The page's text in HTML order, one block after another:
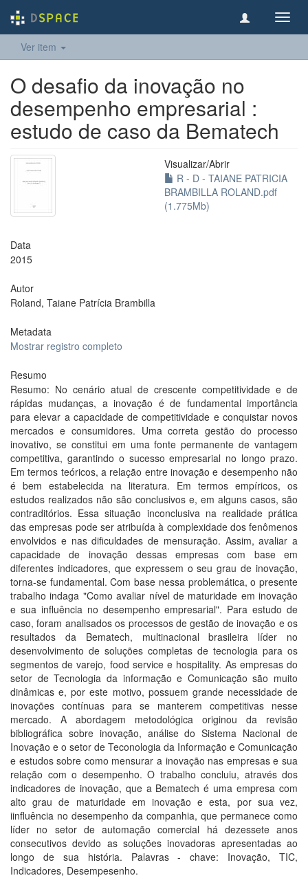
Ver item
O desafio da inovação no
desempenho empresarial :
estudo de caso da Bematech
Visualizar/Abrir
R - D - TAIANE PATRICIA
BRAMBILLA ROLAND.pdf
(1.775Mb)
Data
2015
Autor
Roland, Taiane Patrícia Brambilla
Metadata
Mostrar registro completo
Resumo
Resumo: No cenário atual de crescente competitividade e de
rápidas mudanças, a inovação é de fundamental importância
para elevar a capacidade de competitividade e conquistar novos
mercados e consumidores. Uma correta gestão do processo
inovativo, se constitui em uma fonte permanente de vantagem
competitiva, garantindo o sucesso empresarial no longo prazo.
Em termos teóricos, a relação entre inovação e desempenho não
é bem estabelecida na literatura. Em termos empíricos, os
estudos realizados não são conclusivos e, em alguns casos, são
contraditórios. Essa situação inconclusiva na realidade prática
das empresas pode ser atribuída à complexidade dos fenômenos
envolvidos e nas dificuldades de mensuração. Assim, avaliar a
capacidade de inovação dessas empresas com base em
diferentes indicadores, que expressem o seu grau de inovação,
torna-se fundamental. Com base nessa problemática, o presente
trabalho indaga "Como avaliar nível de maturidade em inovação
e sua influência no desempenho empresarial". Para estudo de
caso, foram analisados os processos de gestão de inovação e os
resultados da Bematech, multinacional brasileira líder no
desenvolvimento de soluções completas de tecnologia para os
segmentos de varejo, food service e hospitality. As empresas do
setor de Tecnologia da informação e Comunicação são muito
dinâmicas e, por este motivo, possuem grande necessidade de
inovações contínuas para se manterem competitivas nesse
mercado. A abordagem metodológica originou da revisão
bibliográfica sobre inovação, análise do Sistema Nacional de
Inovação e o setor de Teconologia da Informação e Comunicação
e estudos sobre como mensurar a inovação nas empresas e sua
relação com o desempenho. O trabalho concluiu, através dos
indicadores de inovação, que a Bematech é uma empresa com
alto grau de maturidade em inovação e esta, por sua vez,
iinfluência no desempenho da companhia, que permanece como
líder no setor de automação comercial há dezessete anos
consecutivos devido as soluções inovadoras apresentadas ao
longo de sua história. Palavras - chave: Inovação, TIC,
Indicadores, Desempesenho.